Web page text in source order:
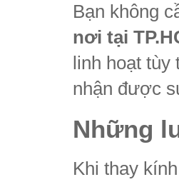
Bạn không
nơi tại
linh hoạt tùy
nhận được
Những
Khi thay